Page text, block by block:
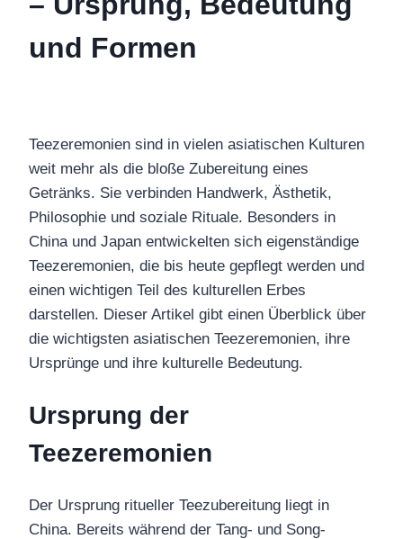
und Formen
Teezeremonien sind in vielen asiatischen Kulturen
weit mehr als die bloße Zubereitung eines
Getränks. Sie verbinden Handwerk, Ästhetik,
Philosophie und soziale Rituale. Besonders in
China und Japan entwickelten sich eigenständige
Teezeremonien, die bis heute gepflegt werden und
einen wichtigen Teil des kulturellen Erbes
darstellen. Dieser Artikel gibt einen Überblick über
die wichtigsten asiatischen Teezeremonien, ihre
Ursprünge und ihre kulturelle Bedeutung.
Ursprung der
Teezeremonien
Der Ursprung ritueller Teezubereitung liegt in
China. Bereits während der Tang- und Song-